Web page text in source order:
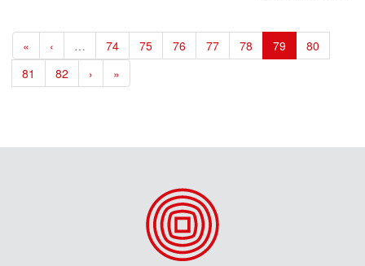
« ‹ … 74 75 76 77 78 79
80
81
82 › »